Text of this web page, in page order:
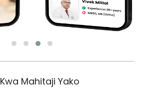
Kwa Mahitaji Yako